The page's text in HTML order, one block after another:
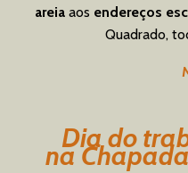
areiaaos endereços
Quadrado,
Dia do
na